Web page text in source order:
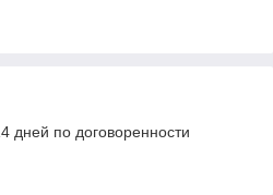
дней по договоренности